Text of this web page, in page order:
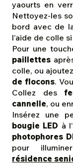
yaourts en
Nettoyez-les
bord avec de
l’aide de colle
Pour une
paillettes
colle, ou
de flocons.
Collez des
cannelle, ou
Insérez une
bougie LED à
photophores
pour
résidence